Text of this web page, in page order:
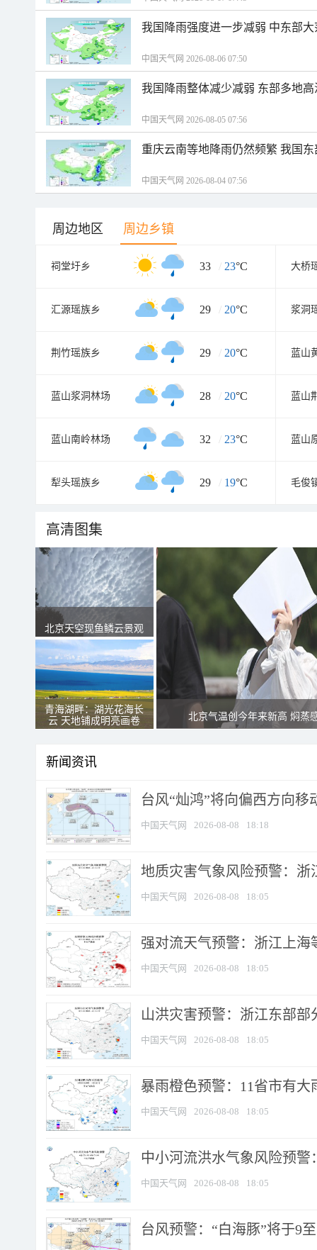
我国降雨强度进一步减弱 中东部
中国天气网 2026-08-06 07:50
我国降雨整体减少减弱 东部多地
中国天气网 2026-08-05 07:56
重庆云南等地降雨仍然频繁 我国
中国天气网 2026-08-04 07:56
周边地区 周边乡镇
祠堂圩乡 33 / 23°C 大桥
汇源瑶族乡 29 / 20°C 浆洞
荆竹瑶族乡 29 / 20°C 蓝山
蓝山浆洞林场 28 / 20°C 蓝山
蓝山南岭林场 32 / 23°C 蓝山
犁头瑶族乡 29 / 19°C 毛俊
高清图集
北京天空现鱼鳞云景观
青海湖畔：湖光花海长
云 天地铺成明亮画卷
北京气温创今年来新高 焖蒸
新闻资讯
台风“灿鸿”将向偏西方向移
中国天气网 2026-08-08 18:18
地质灾害气象风险预警：
中国天气网 2026-08-08 18:05
强对流天气预警：浙江上海
中国天气网 2026-08-08 18:05
山洪灾害预警：浙江东部
中国天气网 2026-08-08 18:05
暴雨橙色预警：11省市有
中国天气网 2026-08-08 18:05
中小河流洪水气象风险预
中国天气网 2026-08-08 18:05
台风预警：“白海豚”将于9